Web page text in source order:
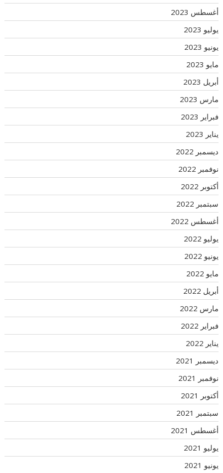
أغسطس 2023
يوليو 2023
يونيو 2023
مايو 2023
أبريل 2023
مارس 2023
فبراير 2023
يناير 2023
ديسمبر 2022
نوفمبر 2022
أكتوبر 2022
سبتمبر 2022
أغسطس 2022
يوليو 2022
يونيو 2022
مايو 2022
أبريل 2022
مارس 2022
فبراير 2022
يناير 2022
ديسمبر 2021
نوفمبر 2021
أكتوبر 2021
سبتمبر 2021
أغسطس 2021
يوليو 2021
يونيو 2021